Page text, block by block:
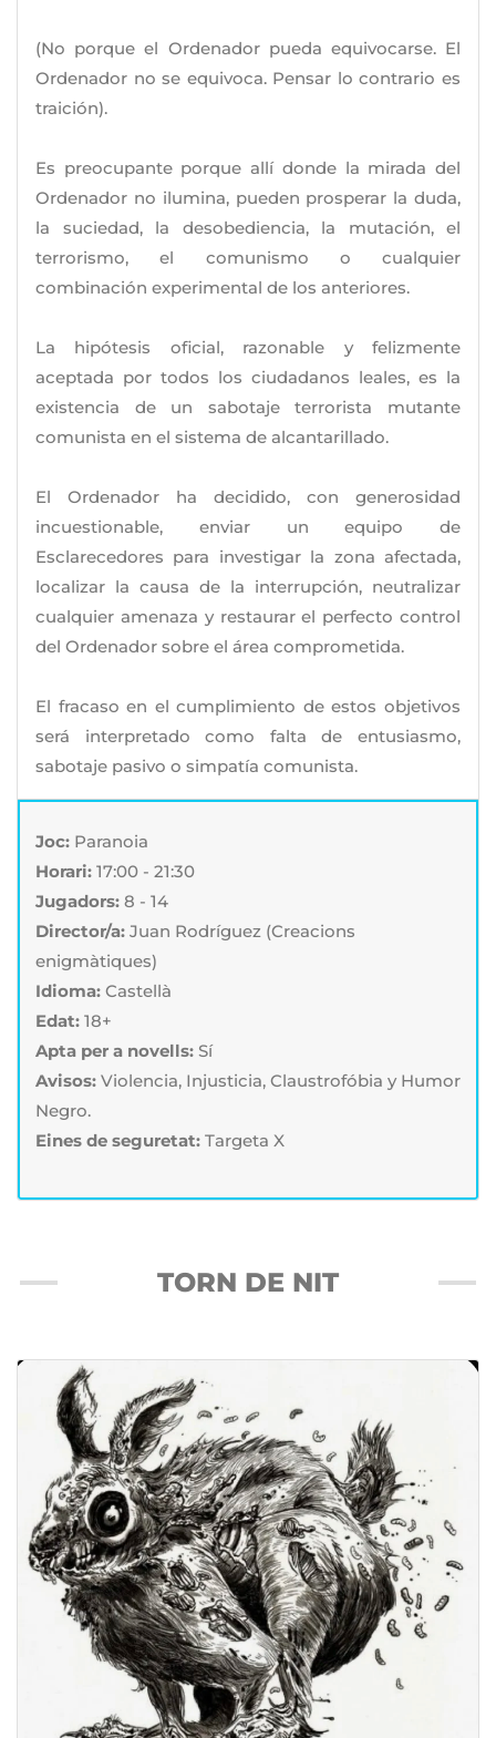
(No porque el Ordenador pueda equivocarse. El
Ordenador no se equivoca. Pensar lo contrario es
traición).
Es preocupante porque allí donde la mirada del
Ordenador no ilumina, pueden prosperar la duda,
la suciedad, la desobediencia, la mutación, el
terrorismo, el comunismo o cualquier
combinación experimental de los anteriores.
La hipótesis oficial, razonable y felizmente
aceptada por todos los ciudadanos leales, es la
existencia de un sabotaje terrorista mutante
comunista en el sistema de alcantarillado.
El Ordenador ha decidido, con generosidad
incuestionable, enviar un equipo de
Esclarecedores para investigar la zona afectada,
localizar la causa de la interrupción, neutralizar
cualquier amenaza y restaurar el perfecto control
del Ordenador sobre el área comprometida.
El fracaso en el cumplimiento de estos objetivos
será interpretado como falta de entusiasmo,
sabotaje pasivo o simpatía comunista.
Joc: Paranoia
Horari: 17:00 - 21:30
Jugadors: 8 - 14
Director/a: Juan Rodríguez (Creacions
enigmàtiques)
Idioma: Castellà
Edat: 18+
Apta per a novells: Sí
Avisos: Violencia, Injusticia, Claustrofóbia y Humor
Negro.
Eines de seguretat: Targeta X
TORN DE NIT